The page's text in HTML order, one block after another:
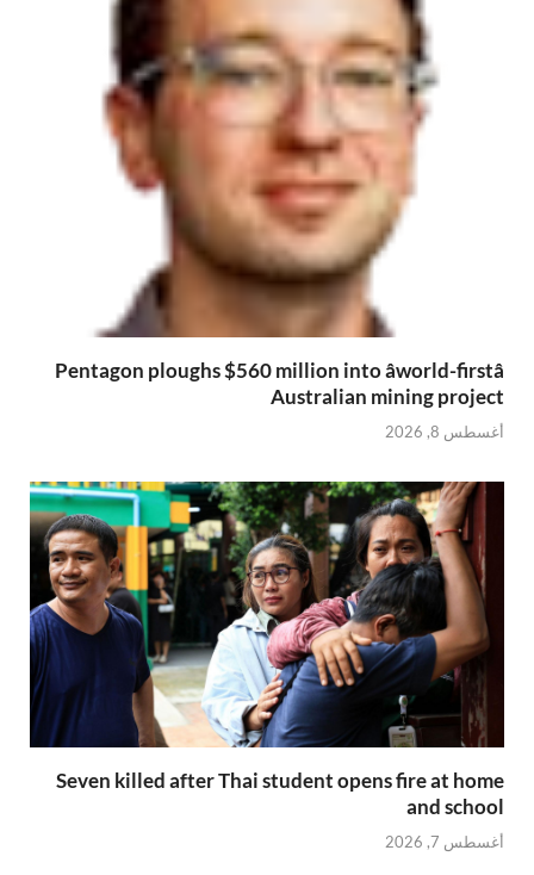
Pentagon ploughs $560 million into âworld-firstâ
Australian mining project
أغسطس 8, 2026
Seven killed after Thai student opens fire at home
and school
أغسطس 7, 2026